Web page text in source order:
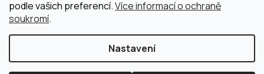
podle vašich preferencí.Více informací o ochraně
soukromí.
Nastavení